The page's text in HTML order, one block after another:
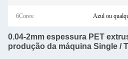
6Cores: Azul ou
0.04-2mm espessura PET
produção da máquina Single /